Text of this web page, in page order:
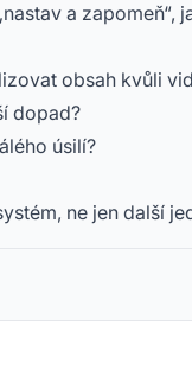
a zapomeň“,
obsah kvůli
dopad?
úsilí?
ne jen další